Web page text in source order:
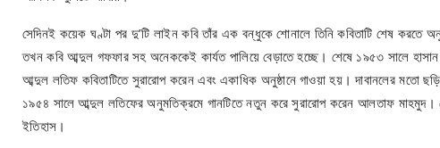
সেদিনই কয়েক ঘণ্টা পর দু’টি লাইন কবি তাঁর এক বন্ধুকে শোনালে তিনি কবিতাটি শেষ
তখন কবি আব্দুল গফফার সহ অনেককেই কার্যত পালিয়ে বেড়াতে হচ্ছে। শেষে ১৯৫৩ সালে
আব্দুল লতিফ কবিতাটিতে সুরারোপ করেন এবং একাধিক অনুষ্ঠানে গাওয়া হয়। দাবানলের মতো
১৯৫৪ সালে আব্দুল লতিফের অনুমতিক্রমে গানটিতে নতুন করে সুরারোপ করেন আলতাফ মাহমুদ।
ইতিহাস।